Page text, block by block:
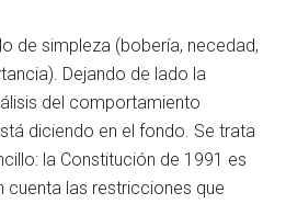
de simpleza (bobería, necedad,
Dejando de lado la
del comportamiento
diciendo en el fondo. Se trata
la Constitución de 1991 es
cuenta las restricciones que